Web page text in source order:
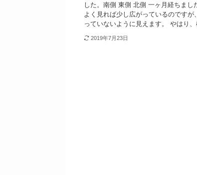
した。南側 東側 北側 一ヶ月経ちまし
よく見れば少し広がっているのですが
っていないように見えます。 やはり
2019年7月23日